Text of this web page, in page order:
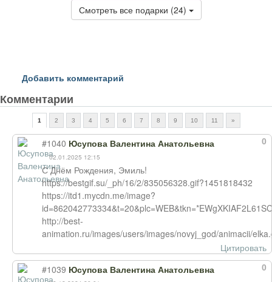
Смотреть все подарки (24)
Добавить комментарий
Комментарии
1 2 3 4 5 6 7 8 9 10 11 »
0
#1040 Юсупова Валентина Анатольевна
02.01.2025 12:15
С Днём Рождения, Эмиль!
https://bestgif.su/_ph/16/2/835056328.gif?1451818432
https://itd1.mycdn.me/image?
http://best-
animation.ru/images/users/images/novyj_god/animacii/
Цитировать
0
#1039 Юсупова Валентина Анатольевна